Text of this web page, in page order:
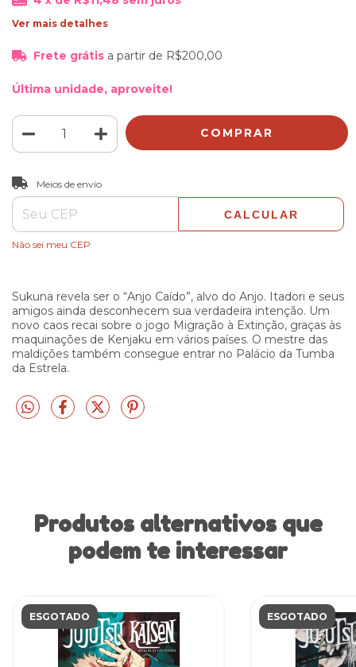
Ver mais detalhes
Frete grátis a partir de R$200,00
Última unidade, aproveite!
Entregas para o CEP:
Meios de envio
CALCULAR
Não sei meu CEP
Sukuna revela ser o “Anjo Caído”, alvo do Anjo. Itadori e seus
amigos ainda desconhecem sua verdadeira intenção. Um
novo caos recai sobre o jogo Migração à Extinção, graças às
maquinações de Kenjaku em vários países. O mestre das
maldições também consegue entrar no Palácio da Tumba
da Estrela.
Produtos alternativos que
podem te interessar
ESGOTADO ESGOTADO